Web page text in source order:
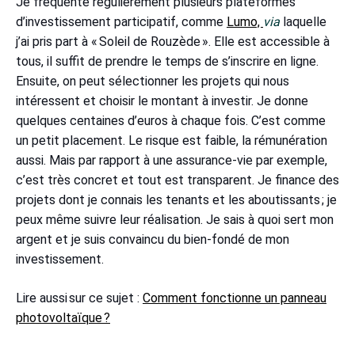
d’investissement participatif, comme Lumo, via laquelle
j’ai pris part à « Soleil de Rouzède ». Elle est accessible à
tous, il suffit de prendre le temps de s’inscrire en ligne.
Ensuite, on peut sélectionner les projets qui nous
intéressent et choisir le montant à investir. Je donne
quelques centaines d’euros à chaque fois. C’est comme
un petit placement. Le risque est faible, la rémunération
aussi. Mais par rapport à une assurance-vie par exemple,
c’est très concret et tout est transparent. Je finance des
projets dont je connais les tenants et les aboutissants ; je
peux même suivre leur réalisation. Je sais à quoi sert mon
argent et je suis convaincu du bien-fondé de mon
investissement.
Lire aussi sur ce sujet : Comment fonctionne un panneau
photovoltaïque ?